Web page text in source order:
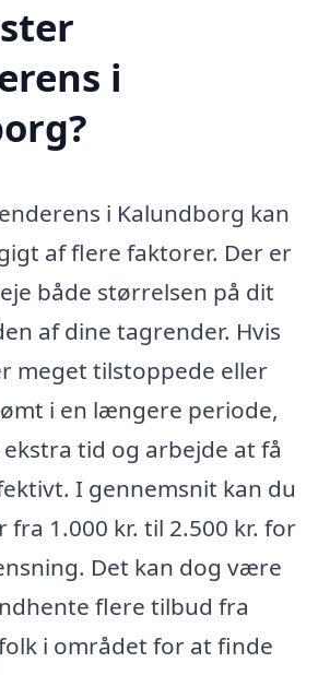
i
i Kalundborg kan
af flere faktorer. Der er
både størrelsen på dit
af dine tagrender. Hvis
meget tilstoppede eller
i en længere periode,
tid og arbejde at få
I gennemsnit kan du
1.000 kr. til 2.500 kr. for
Det kan dog være
flere tilbud fra
i området for at finde